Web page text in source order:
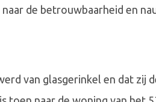
de betrouwbaarheid en
van glasgerinkel en dat zij